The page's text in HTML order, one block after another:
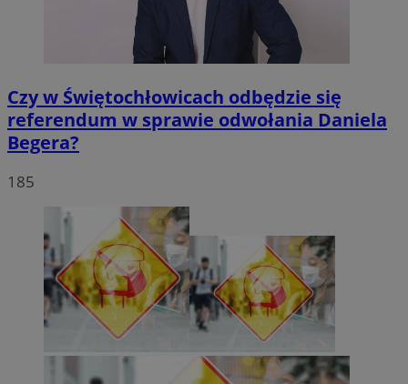
Czy w Świętochłowicach odbędzie się
referendum w sprawie odwołania Daniela
Begera?
185